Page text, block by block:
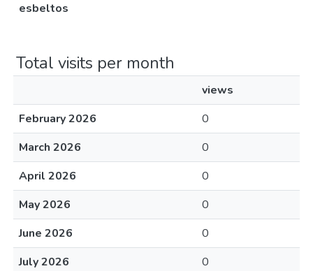
esbeltos
Total visits per month
views
February 2026
0
March 2026
0
April 2026
0
May 2026
0
June 2026
0
July 2026
0